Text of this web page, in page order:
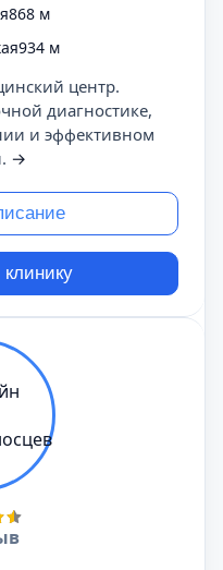
868 м
934 м
центр.
диагностике,
и эффективном
→